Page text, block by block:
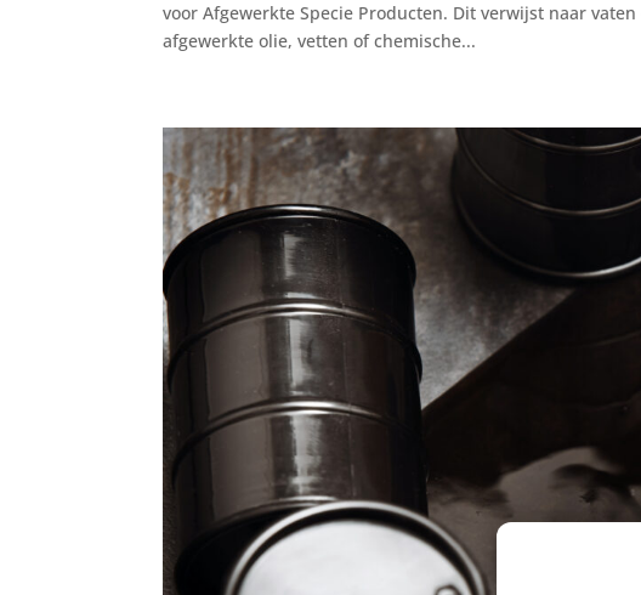
voor Afgewerkte Specie Producten. Dit verwijst naar
afgewerkte olie, vetten of chemische...